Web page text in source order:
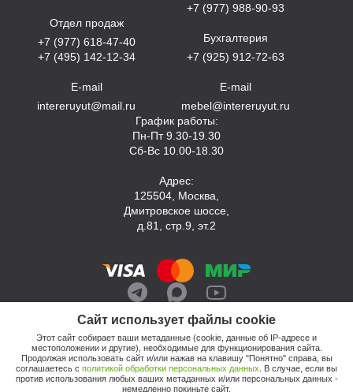
Сайт использует файлы cookie
Этот сайт собирает ваши метаданные (cookie, данные об IP-адресе и
местоположении и другие), необходимые для функционирования сайта.
Продолжая использовать сайт и/или нажав на клавишу "Понятно" справа, вы
соглашаетесь с политикой обработки персональных данных . В случае, если вы
против использования любых ваших метаданных и/или персональных данных -
немедленно покиньте сайт.
Отдел продаж
+7 (977) 618-47-40
+7 (495) 142-12-34
E-mail
intereruyut@mail.ru
+7 (977) 988-90-93
Бухгалтерия
+7 (925) 912-72-63
E-mail
mebel@intereruyut.ru
График работы:
Пн-Пт 9.30-19.30
Сб-Вс 10.00-18.30
Адрес:
125504, Москва,
Дмитровское шоссе,
д.81, стр.9, эт.2
© 2026, Компания «Интерьер Уют»